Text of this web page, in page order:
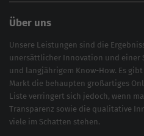
Über uns
Unsere Leistungen sind die
unersättlicher Innovation und einer
und langjährigem Know-How. Es
Markt die behaupten großartiges
Liste verringert sich jedoch, wenn
Transparenz sowie die qualitative
viele im Schatten stehen.